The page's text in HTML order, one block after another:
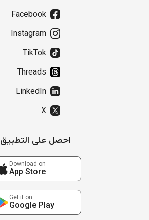
Facebook
Instagram
TikTok
Threads
LinkedIn
X
احصل على التطبيق
Download on
App Store
Get it on
Google Play